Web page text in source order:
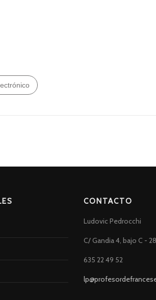
CONTACTO
Ludovic Pedrocchi
C/ Gandia 4, bajo C -
635 22 49 52